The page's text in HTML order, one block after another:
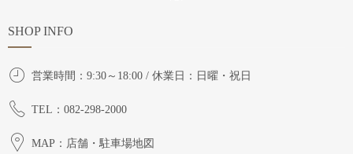
SHOP INFO
営業時間：9:30～18:00 / 休業日：日曜・祝日
TEL：082-298-2000
MAP：店舗・駐車場地図